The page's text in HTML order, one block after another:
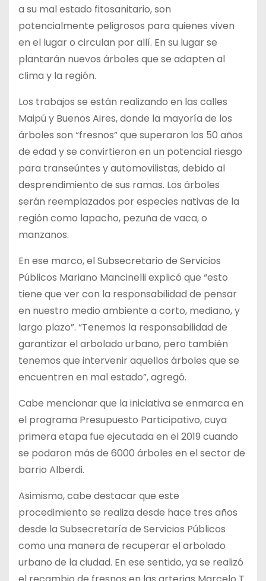
a su mal estado fitosanitario, son
potencialmente peligrosos para quienes viven
en el lugar o circulan por allí. En su lugar se
plantarán nuevos árboles que se adapten al
clima y la región.
Los trabajos se están realizando en las calles
Maipú y Buenos Aires, donde la mayoría de los
árboles son “fresnos” que superaron los 50 años
de edad y se convirtieron en un potencial riesgo
para transeúntes y automovilistas, debido al
desprendimiento de sus ramas. Los árboles
serán reemplazados por especies nativas de la
región como lapacho, pezuña de vaca, o
manzanos.
En ese marco, el Subsecretario de Servicios
Públicos Mariano Mancinelli explicó que “esto
tiene que ver con la responsabilidad de pensar
en nuestro medio ambiente a corto, mediano, y
largo plazo”. “Tenemos la responsabilidad de
garantizar el arbolado urbano, pero también
tenemos que intervenir aquellos árboles que se
encuentren en mal estado”, agregó.
Cabe mencionar que la iniciativa se enmarca en
el programa Presupuesto Participativo, cuya
primera etapa fue ejecutada en el 2019 cuando
se podaron más de 6000 árboles en el sector de
barrio Alberdi.
Asimismo, cabe destacar que este
procedimiento se realiza desde hace tres años
desde la Subsecretaría de Servicios Públicos
como una manera de recuperar el arbolado
urbano de la ciudad. En ese sentido, ya se realizó